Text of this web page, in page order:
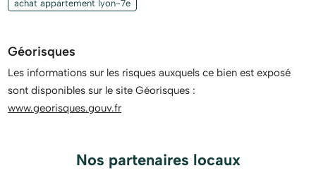
achat appartement lyon-7e
Géorisques
Les informations sur les risques auxquels ce bien est exposé
sont disponibles sur le site Géorisques :
www.georisques.gouv.fr
Nos partenaires locaux